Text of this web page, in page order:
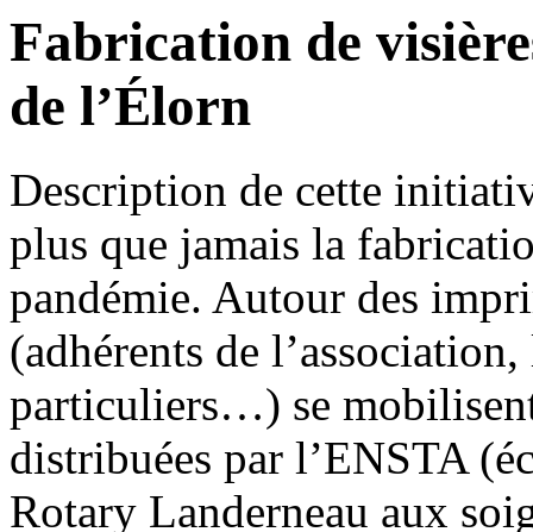
Fabrication de
de l’Élorn
Description de cette
plus que jamais la
pandémie. Autour des
(adhérents de
particuliers…) se
distribuées par l’ENSTA
Rotary Landerneau aux